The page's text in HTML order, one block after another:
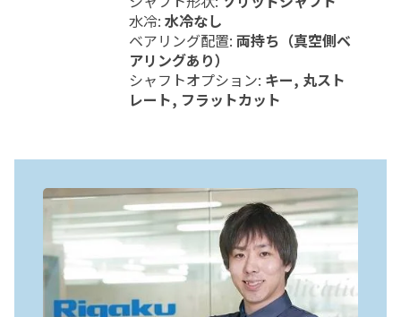
水冷: 水冷なし
ベアリング配置: 両持ち（真空側ベ
アリングあり）
シャフトオプション: キー, 丸スト
レート, フラットカット